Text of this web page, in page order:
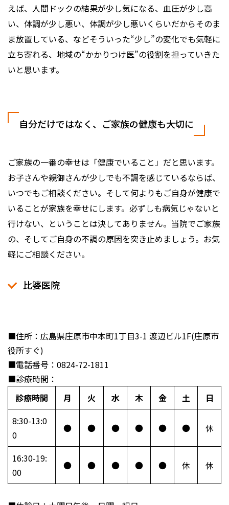
えば、人間ドックの結果が少し気になる、血圧が少し高
い、体調が少し悪い、体調が少し悪いくらいだからそのま
ま放置している、などそういった“少し”の変化でも気軽に
立ち寄れる、地域の“かかりつけ医”の役割を担っていきた
いと思います。
自分だけではなく、ご家族の健康も大切に
ご家族の一番の幸せは「健康でいること」だと思います。
お子さんや親御さんが少しでも不調を感じているならば、
いつでもご相談ください。そして何よりもご自身が健康で
いることが家族を幸せにします。必ずしも病気じゃないと
行けない、ということは決してありません。当院でご家族
の、そしてご自身の不調の原因を突き止めましょう。お気
軽にご相談ください。
比婆医院
■住所：広島県庄原市中本町1丁目3-1 渡辺ビル1F(庄原市
役所すぐ)
■電話番号：0824-72-1811
■診療時間：
診療時間
月 火 水 木 金 土
日
8:30-13:0
0
● ● ● ● ● ● 休
16:30-19:
00
● ● ● ● ● 休 休